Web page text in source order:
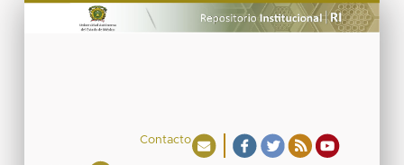
Contacto